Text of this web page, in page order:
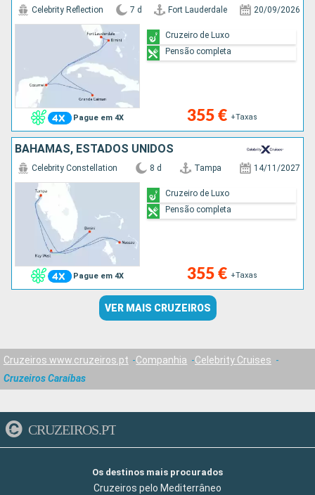
Pague em 4X
Celebrity Reflection 7 d Fort Lauderdale 20/09/2026
355 € +Taxas
Cruzeiro de Luxo
Pensão completa
BAHAMAS, ESTADOS UNIDOS
Pague em 4X
Celebrity Constellation 8 d Tampa 14/11/2027
355 € +Taxas
Cruzeiro de Luxo
Pensão completa
VER MAIS CRUZEIROS
Cruzeiros www.cruzeiros.pt Companhia
Celebrity Cruises
Cruzeiros Caraíbas
CRUZEIROS.PT
Os destinos mais procurados
Cruzeiros pelo Mediterrâneo